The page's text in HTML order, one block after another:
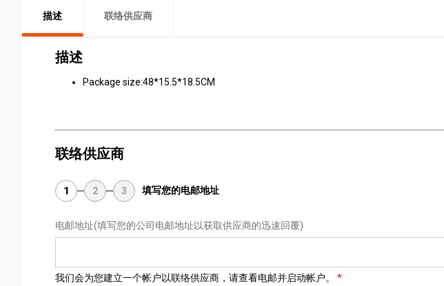
描述 联络供应商
描述
Package size:48*15.5*18.5CM
联络供应商
1 2 3 填写您的电邮地址
电邮地址(填写您的公司电邮地址以获取供应商的迅速回覆)
我们会为您建立一个帐户以联络供应商，请查看电邮并启动帐户。